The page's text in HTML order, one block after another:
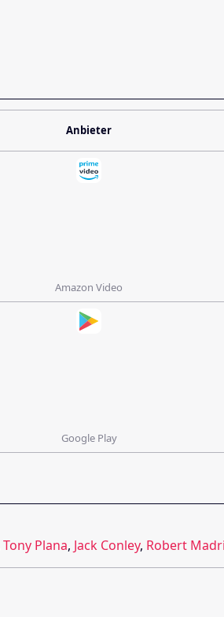
Anbieter
Amazon Video
Google Play
Tony Plana, Jack Conley, Robert